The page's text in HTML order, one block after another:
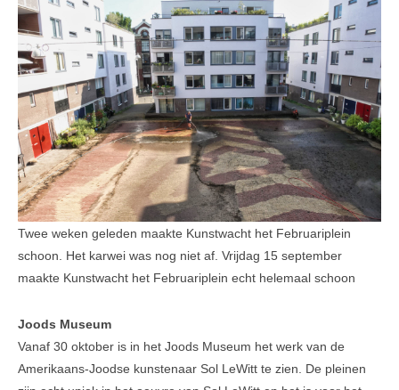
Leesinformatie
Hof 2
Hof 3
Bestuur en informatie
Stadsvilla A
Stadsvilla B
Stadsvilla C
Stadsvilla D
Parkeergarage
Twee weken geleden maakte Kunstwacht het Februariplein
schoon. Het karwei was nog niet af. Vrijdag 15 september
maakte Kunstwacht het Februariplein echt helemaal schoon
Joods Museum
Vanaf 30 oktober is in het Joods Museum het werk van de
Amerikaans-Joodse kunstenaar Sol LeWitt te zien. De pleinen